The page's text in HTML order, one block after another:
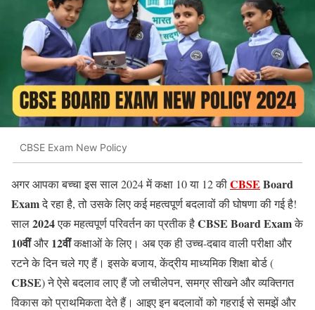
CBSE Exam New Policy
अगर आपका बच्चा इस साल 2024 में कक्षा 10 या 12 कीCBSE Board
Examदे रहा है, तो उसके लिए कई महत्वपूर्ण बदलावों की घोषणा की गई है!
साल2024एक महत्वपूर्ण परिवर्तन का प्रतीक हैCBSE Board Examके
10वींऔर 12वींकक्षाओं के लिए। अब एक ही उच्च-दबाव वाली परीक्षा और
रटने के दिन चले गए हैं। इसके बजाय, केंद्रीय माध्यमिक शिक्षा बोर्ड (
CBSE) ने ऐसे बदलाव लाए हैं जो लचीलेपन, समग्र सीखने और व्यक्तिगत
विकास को प्राथमिकता देते हैं। आइए इन बदलावों को गहराई से समझें और